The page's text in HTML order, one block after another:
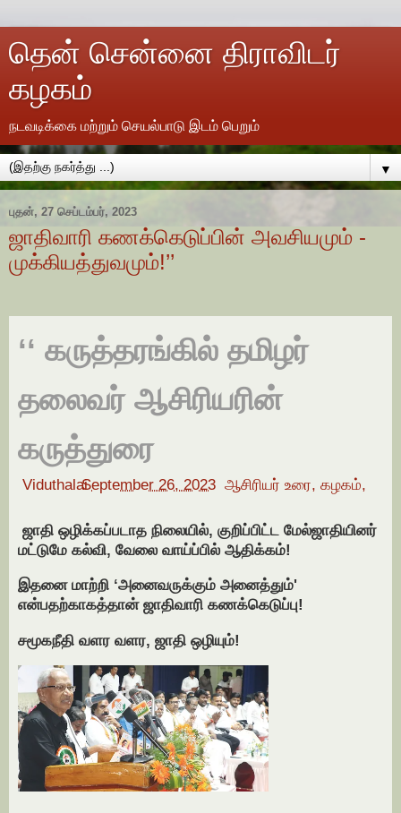
தென் சென்னை திராவிடர்
கழகம்
நடவடிக்கை மற்றும் செயல்பாடு இடம் பெறும்
▼
புதன், 27 செப்டம்பர், 2023
ஜாதிவாரி கணக்கெடுப்பின் அவசியமும் -
முக்கியத்துவமும்!’’
‘‘ கருத்தரங்கில் தமிழர்
தலைவர் ஆசிரியரின்
கருத்துரை
ViduthalaiSeptember 26, 2023 ஆசிரியர் உரை, கழகம்,
ஜாதி ஒழிக்கப்படாத நிலையில், குறிப்பிட்ட மேல்ஜாதியினர்
மட்டுமே கல்வி, வேலை வாய்ப்பில் ஆதிக்கம்!
இதனை மாற்றி ‘அனைவருக்கும் அனைத்தும்'
என்பதற்காகத்தான் ஜாதிவாரி கணக்கெடுப்பு!
சமூகநீதி வளர வளர, ஜாதி ஒழியும்!